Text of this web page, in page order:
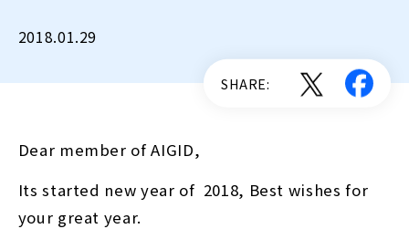
2018.01.29
SHARE:
Dear member of AIGID,
Its started new year of 2018, Best wishes for
your great year.